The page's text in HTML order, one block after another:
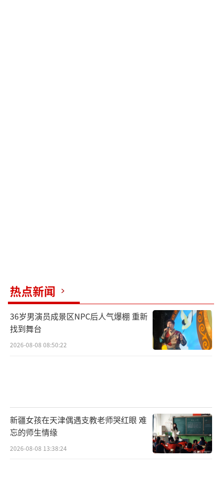
热点新闻
36岁男演员成景区NPC后人气爆棚 重新
找到舞台
2026-08-08 08:50:22
新疆女孩在天津偶遇支教老师哭红眼 难
忘的师生情缘
2026-08-08 13:38:24